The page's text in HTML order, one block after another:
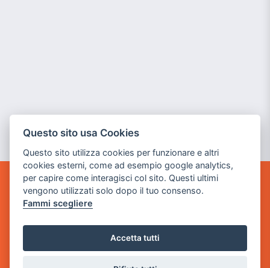
POWER GAME SRL
- 25014 Castenedolo, Brescia
Questo sito usa Cookies
Questo sito utilizza cookies per funzionare e altri
cookies esterni, come ad esempio google analytics,
per capire come interagisci col sito. Questi ultimi
vengono utilizzati solo dopo il tuo consenso.
Fammi scegliere
Accetta tutti